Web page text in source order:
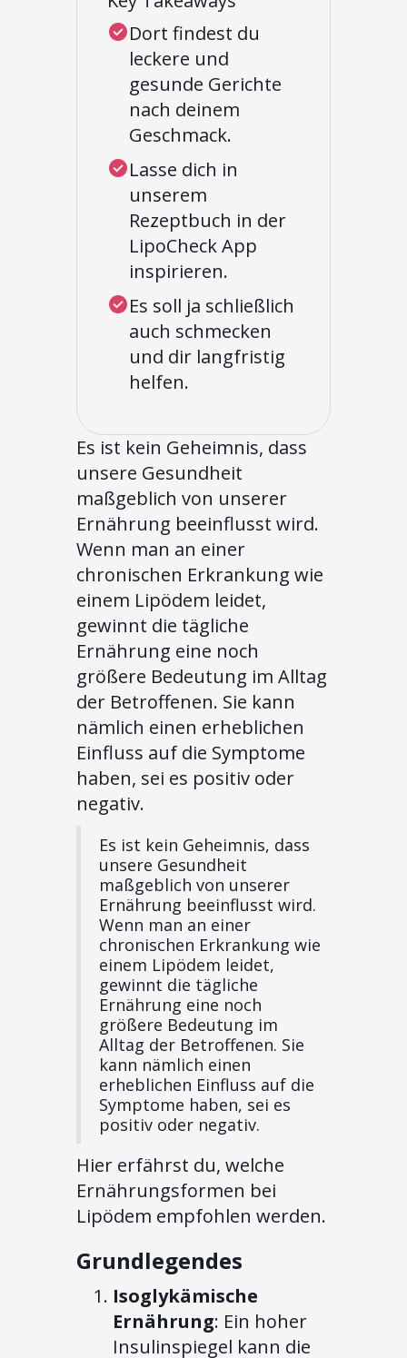
Dort findest du
leckere und
gesunde Gerichte
nach deinem
Geschmack.
Lasse dich in
unserem
Rezeptbuch in der
LipoCheck App
inspirieren.
Es soll ja schließlich
auch schmecken
und dir langfristig
helfen.
Es ist kein Geheimnis, dass
unsere Gesundheit
maßgeblich von unserer
Ernährung beeinflusst wird.
Wenn man an einer
chronischen Erkrankung wie
einem Lipödem leidet,
gewinnt die tägliche
Ernährung eine noch
größere Bedeutung im Alltag
der Betroffenen. Sie kann
nämlich einen erheblichen
Einfluss auf die Symptome
haben, sei es positiv oder
negativ.
Es ist kein Geheimnis, dass
unsere Gesundheit
maßgeblich von unserer
Ernährung beeinflusst wird.
Wenn man an einer
chronischen Erkrankung wie
einem Lipödem leidet,
gewinnt die tägliche
Ernährung eine noch
größere Bedeutung im
Alltag der Betroffenen. Sie
kann nämlich einen
erheblichen Einfluss auf die
Symptome haben, sei es
positiv oder negativ.
Hier erfährst du, welche
Ernährungsformen bei
Lipödem empfohlen werden.
Grundlegendes
Isoglykämische
Ernährung: Ein hoher
Insulinspiegel kann die